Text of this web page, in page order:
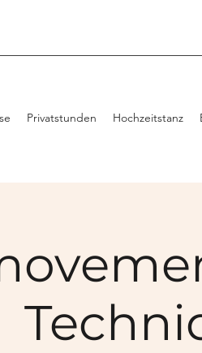
Privatstunden Hochzeitstanz